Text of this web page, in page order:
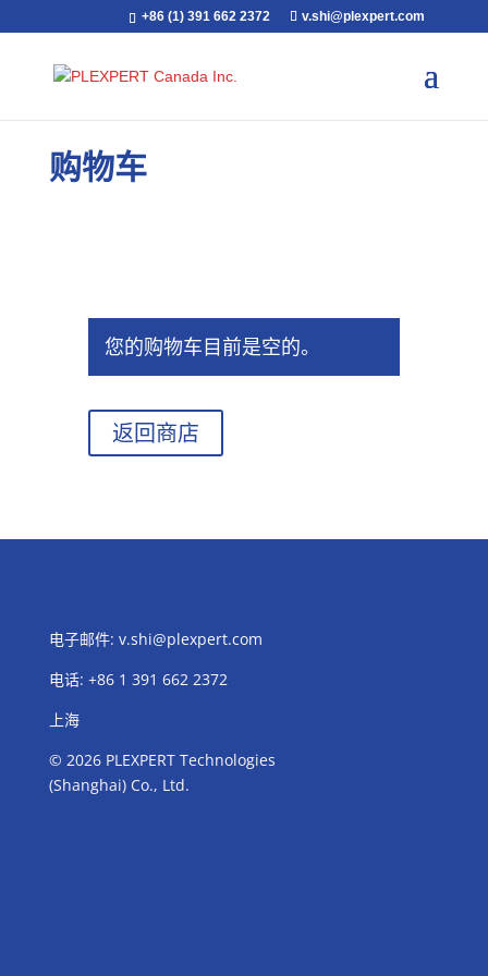
+86 (1) 391 662 2372 v.shi@plexpert.com
购物车
您的购物车目前是空的。
返回商店
电子邮件: v.shi@plexpert.com
电话: +86 1 391 662 2372
上海
© 2026 PLEXPERT Technologies
(Shanghai) Co., Ltd.